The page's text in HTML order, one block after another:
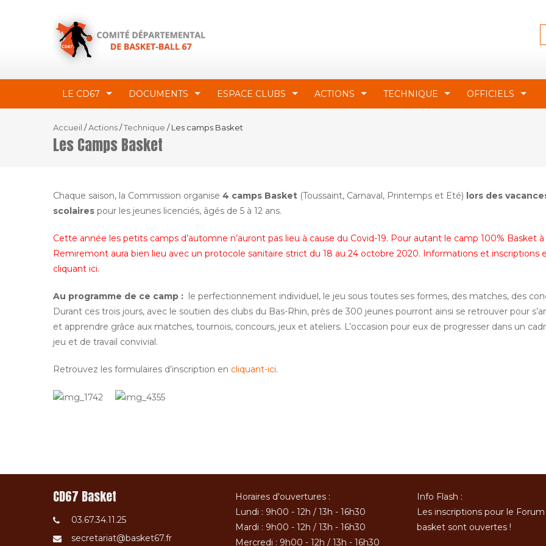
LE CD67 DOCUMENTS ESPACE CLUBS ACTIONS TECHNIQUE OFFICIELS
Accueil /Actions/Technique /Les camps Basket
Les Camps Basket
Chaque saison, la Commission organise 4 camps Basket (Toussaint, Carnaval, Printemps et Eté) lors des
scolaires pour les jeunes licenciés, âgés de 5 à 12 ans.
Cette année les petits camps d’automne n’auront pas lieu à cause du Covid-19. Pour autant le camp 100% Basket à
Remiremont aura bien lieu avec un protocole sanitaire strict du 18 au 24 octobre 2020. Informations et inscriptions
cliquant ici.
Au programme de ce camp : le perfectionnement individuel, le jeu sous toutes ses formes, des matches, des
Durant ces trois jours, avec le soutien des clubs du Bas-Rhin, près de 300 jeunes pourront ainsi se retrouver pour
et apprendre grâce aux matches, tournois, concours, jeux et ateliers. L’occasion pour eux de progresser dans un
jeu et de travail convivial.
Retrouvez les formulaires d’inscription en cliquant-ici.
CD67 Basket
03.67.34.11.25
secretariat@basket67.fr
Horaires d'ouvertures :
Lundi : 9h00 - 12h / 13h - 16h30
Mardi : 9h00 - 12h / 13h - 16h30
Mercredi : 9h00 - 12h / 13h - 16h30
Info Flash :
Les inscriptions pour le
basket sont ouvertes !